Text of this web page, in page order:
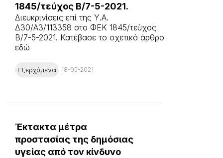
1845/τεύχος Β/7-5-2021.
Διευκρινίσεις επί της Υ.Α.
Δ30/A3/113358 στο ΦΕΚ 1845/τεύχος
Β/7-5-2021. Κατέβασε το σχετικό άρθρο
εδώ
Εξερχόμενα 18-05-2021
Έκτακτα μέτρα
προστασίας της δημόσιας
υγείας από τον κίνδυνο